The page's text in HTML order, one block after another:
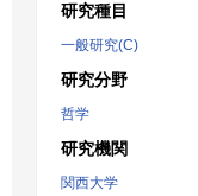
研究種目
一般研究(C)
研究分野
哲学
研究機関
関西大学